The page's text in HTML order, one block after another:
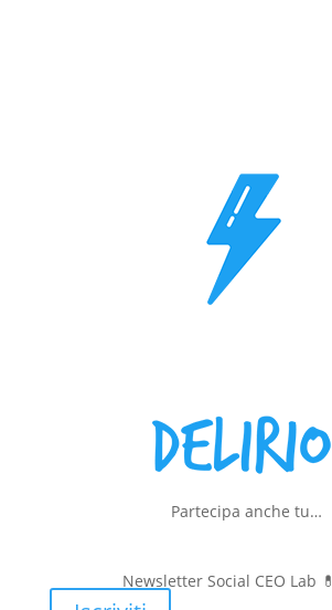
Partecipa anche tu…
Newsletter Social CEO Lab 💊